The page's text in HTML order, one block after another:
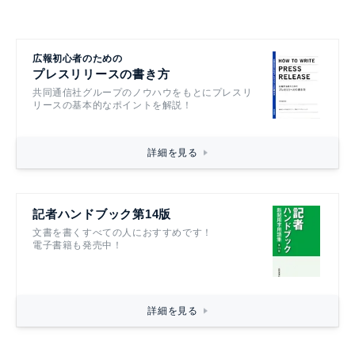
広報初心者のための
プレスリリースの書き方
共同通信社グループのノウハウをもとにプレスリ
リースの基本的なポイントを解説！
詳細を見る
記者ハンドブック第14版
文書を書くすべての人におすすめです！
電子書籍も発売中！
詳細を見る